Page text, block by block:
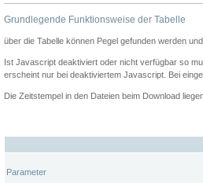
Grundlegende Funktionsweise der Tabelle
über die Tabelle können Pegel gefunden werden
Ist Javascript deaktiviert oder nicht verfügbar so
erscheint nur bei deaktiviertem Javascript. Bei
Die Zeitstempel in den Dateien beim Download
Parameter